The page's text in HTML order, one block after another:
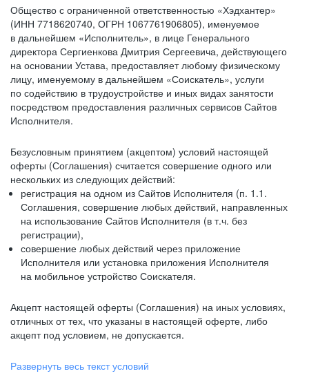
Общество с ограниченной ответственностью «Хэдхантер»
(ИНН 7718620740, ОГРН 1067761906805), именуемое
в дальнейшем «Исполнитель», в лице Генерального
директора Сергиенкова Дмитрия Сергеевича, действующего
на основании Устава, предоставляет любому физическому
лицу, именуемому в дальнейшем «Соискатель», услуги
по содействию в трудоустройстве и иных видах занятости
посредством предоставления различных сервисов Сайтов
Исполнителя.
Безусловным принятием (акцептом) условий настоящей
оферты (Соглашения) считается совершение одного или
нескольких из следующих действий:
регистрация на одном из Сайтов Исполнителя (п. 1.1.
Соглашения, совершение любых действий, направленных
на использование Сайтов Исполнителя (в т.ч. без
регистрации),
совершение любых действий через приложение
Исполнителя или установка приложения Исполнителя
на мобильное устройство Соискателя.
Акцепт настоящей оферты (Соглашения) на иных условиях,
отличных от тех, что указаны в настоящей оферте, либо
акцепт под условием, не допускается.
Развернуть весь текст условий